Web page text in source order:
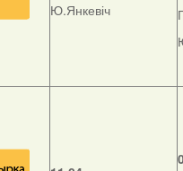
Ю.Янкевіч